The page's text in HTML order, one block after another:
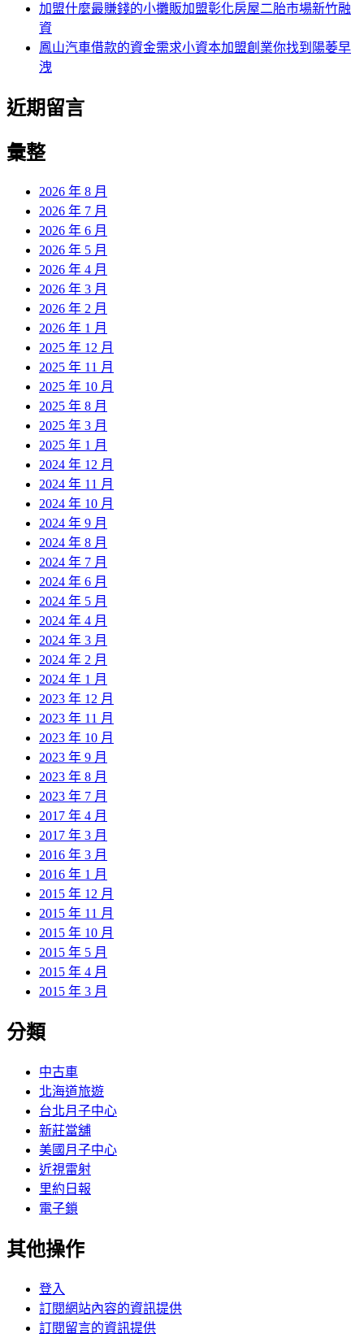
加盟什麼最賺錢的小攤販加盟彰化房屋二胎市場新竹融
資
鳳山汽車借款的資金需求小資本加盟創業你找到陽萎早
洩
近期留言
彙整
2026 年 8 月
2026 年 7 月
2026 年 6 月
2026 年 5 月
2026 年 4 月
2026 年 3 月
2026 年 2 月
2026 年 1 月
2025 年 12 月
2025 年 11 月
2025 年 10 月
2025 年 8 月
2025 年 3 月
2025 年 1 月
2024 年 12 月
2024 年 11 月
2024 年 10 月
2024 年 9 月
2024 年 8 月
2024 年 7 月
2024 年 6 月
2024 年 5 月
2024 年 4 月
2024 年 3 月
2024 年 2 月
2024 年 1 月
2023 年 12 月
2023 年 11 月
2023 年 10 月
2023 年 9 月
2023 年 8 月
2023 年 7 月
2017 年 4 月
2017 年 3 月
2016 年 3 月
2016 年 1 月
2015 年 12 月
2015 年 11 月
2015 年 10 月
2015 年 5 月
2015 年 4 月
2015 年 3 月
分類
中古車
北海道旅遊
台北月子中心
新莊當舖
美國月子中心
近視雷射
里約日報
電子鎖
其他操作
登入
訂閱網站內容的資訊提供
訂閱留言的資訊提供